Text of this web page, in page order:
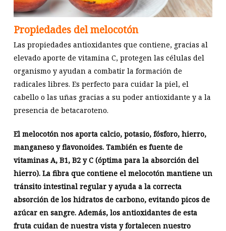
Propiedades del melocotón
Las propiedades antioxidantes que contiene, gracias al
elevado aporte de vitamina C, protegen las células del
organismo y ayudan a combatir la formación de
radicales libres. Es perfecto para cuidar la piel, el
cabello o las uñas gracias a su poder antioxidante y a la
presencia de betacaroteno.
El melocotón nos aporta calcio, potasio, fósforo, hierro,
manganeso y flavonoides. También es fuente de
vitaminas A, B1, B2 y C (óptima para la absorción del
hierro). La fibra que contiene el melocotón mantiene un
tránsito intestinal regular y ayuda a la correcta
absorción de los hidratos de carbono, evitando picos de
azúcar en sangre. Además, los antioxidantes de esta
fruta cuidan de nuestra vista y fortalecen nuestro